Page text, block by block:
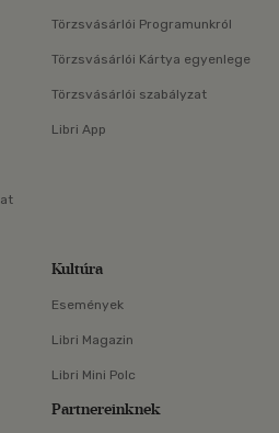
Törzsvásárlói Programunkról
Törzsvásárlói Kártya egyenlege
Törzsvásárlói szabályzat
Libri App
Kultúra
Események
Libri Magazin
Libri Mini Polc
Partnereinknek